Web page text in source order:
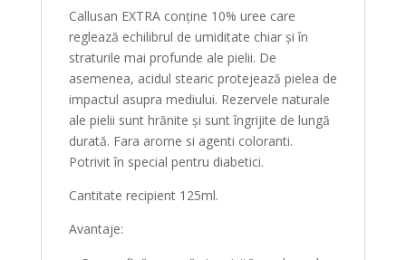
Callusan EXTRA conține 10% uree care
reglează echilibrul de umiditate chiar și în
straturile mai profunde ale pielii. De
asemenea, acidul stearic protejează pielea de
impactul asupra mediului. Rezervele naturale
ale pielii sunt hrănite și sunt îngrijite de lungă
durată. Fara arome si agenti coloranti.
Potrivit în special pentru diabetici.
Cantitate recipient 125ml.
Avantaje: